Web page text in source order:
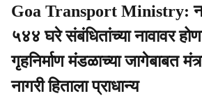
Goa Transport Ministry:
५४४ घरे संबंधितांच्या नावावर
गृहनिर्माण मंडळाच्या जागेबाबत
नागरी हिताला प्राधान्‍य